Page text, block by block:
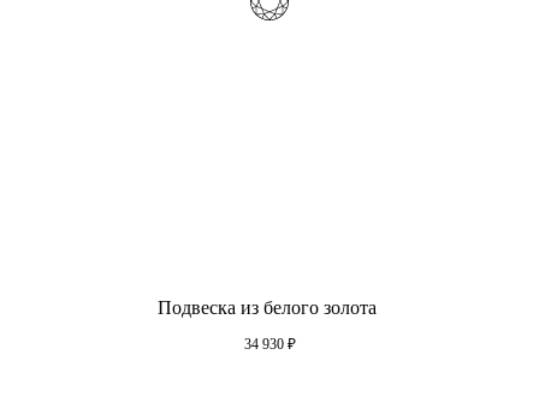
Подвеска из белого золота
34 930 ₽